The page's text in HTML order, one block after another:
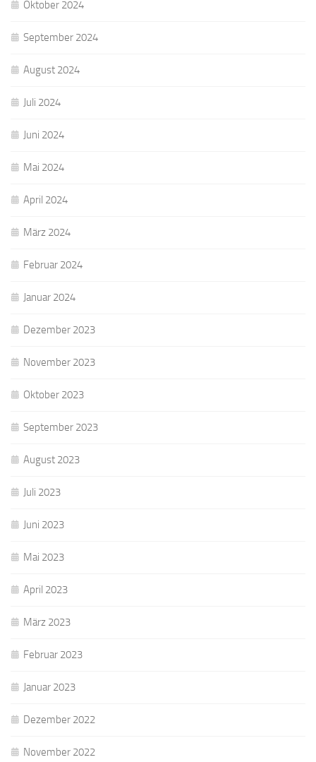
Oktober 2024
September 2024
August 2024
Juli 2024
Juni 2024
Mai 2024
April 2024
März 2024
Februar 2024
Januar 2024
Dezember 2023
November 2023
Oktober 2023
September 2023
August 2023
Juli 2023
Juni 2023
Mai 2023
April 2023
März 2023
Februar 2023
Januar 2023
Dezember 2022
November 2022